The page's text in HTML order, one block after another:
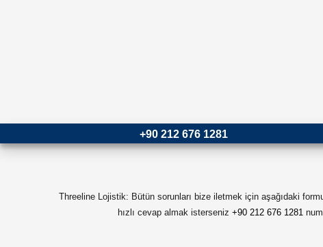
+90 212 676 1281
Threeline Lojistik: Bütün sorunları bize iletmek için aşağıdaki
hızlı cevap almak isterseniz +90 212 676 1281